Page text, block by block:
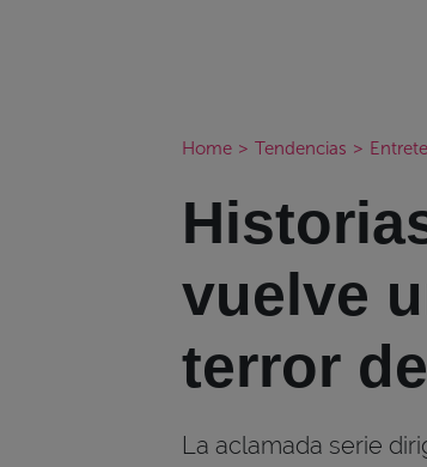
Home > Tendencias >
vuelve
terror
La aclamada serie